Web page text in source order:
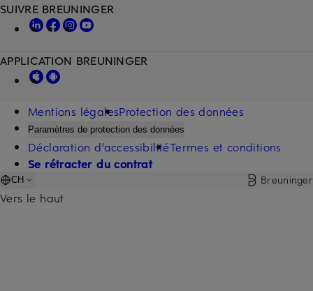
SUIVRE BREUNINGER
APPLICATION BREUNINGER
Mentions légalesProtection des données
Paramètres de protection des données
Déclaration d'accessibilitéTermes et conditions
Se rétracter du contrat
CH Breuninger
Vers le haut